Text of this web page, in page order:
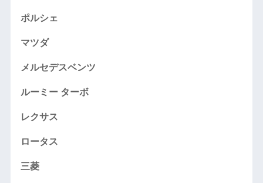
ポルシェ
マツダ
メルセデスベンツ
ルーミー ターボ
レクサス
ロータス
三菱